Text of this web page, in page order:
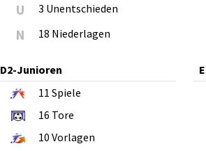
U 3 Unentschieden
N 18 Niederlagen
D2-Junioren
11 Spiele
16 Tore
10 Vorlagen